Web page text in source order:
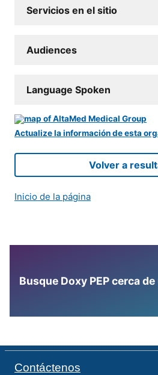
Servicios en el sitio
Audiences
Language Spoken
Actualize la información de esta
Volver a
Inicio de la página
Busque Doxy PEP cerca
Contáctenos